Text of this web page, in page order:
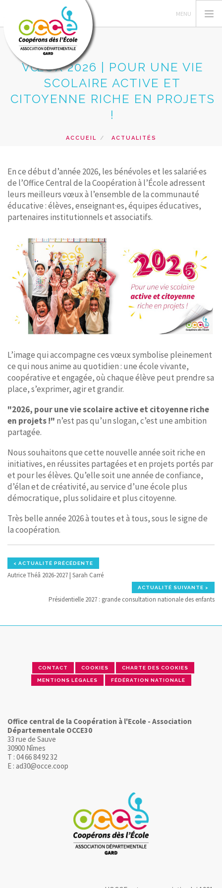
L'OCCE 30
GERER SA COOPERATIVE
RESSOURCES PEDAGOGIQUES
PRETS ET SERVICES
RECHERCHER
CONTACT
VŒUX 2026 | POUR UNE VIE
SCOLAIRE ACTIVE ET
CITOYENNE RICHE EN PROJETS
!
ACCUEIL
ACTUALITÉS
En ce début d’année 2026, les bénévoles et les salarié·es
de l’Office Central de la Coopération à l’École adressent
leurs meilleurs vœux à l’ensemble de la communauté
éducative : élèves, enseignant·es, équipes éducatives,
partenaires institutionnels et associatifs.
L’image qui accompagne ces vœux symbolise pleinement
ce qui nous anime au quotidien : une école vivante,
coopérative et engagée, où chaque élève peut prendre sa
place, s’exprimer, agir et grandir.
"2026, pour une vie scolaire active et citoyenne riche
en projets !" n’est pas qu’un slogan, c’est une ambition
partagée.
Nous souhaitons que cette nouvelle année soit riche en
initiatives, en réussites partagées et en projets portés par
et pour les élèves. Qu’elle soit une année de confiance,
d’élan et de créativité, au service d’une école plus
démocratique, plus solidaire et plus citoyenne.
Très belle année 2026 à toutes et à tous, sous le signe de
la coopération.
< ACTUALITÉ PRÉCÉDENTE
Autrice Théâ 2026-2027 | Sarah Carré
ACTUALITÉ SUIVANTE >
Présidentielle 2027 : grande consultation nationale des enfants
CONTACT COOKIES CHARTE DES COOKIES
MENTIONS LÉGALES FÉDÉRATION NATIONALE
Office central de la Coopération à l'Ecole - Association
Départementale OCCE30
33 rue de Sauve
30900 Nîmes
T : 04 66 84 92 32
E : ad30@occe.coop